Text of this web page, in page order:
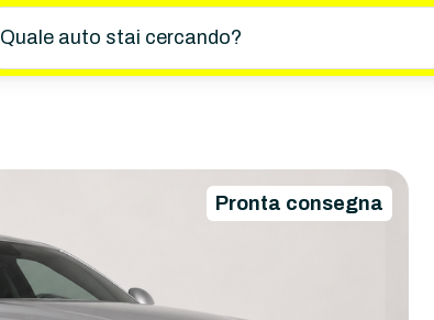
Quale auto stai cercando?
Pronta consegna